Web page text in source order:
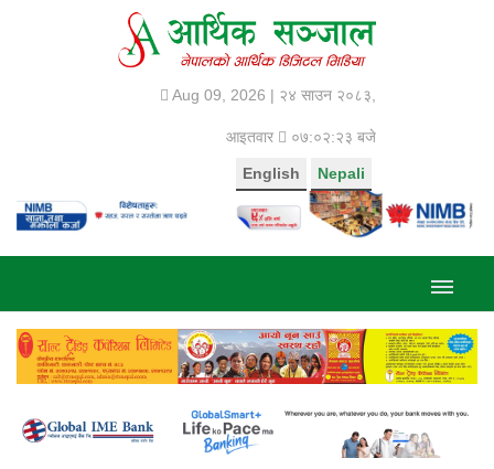
Aug 09, 2026 | २४ साउन २०८३,
आइतवार ०७:०२:२३ बजे
Nepali
English